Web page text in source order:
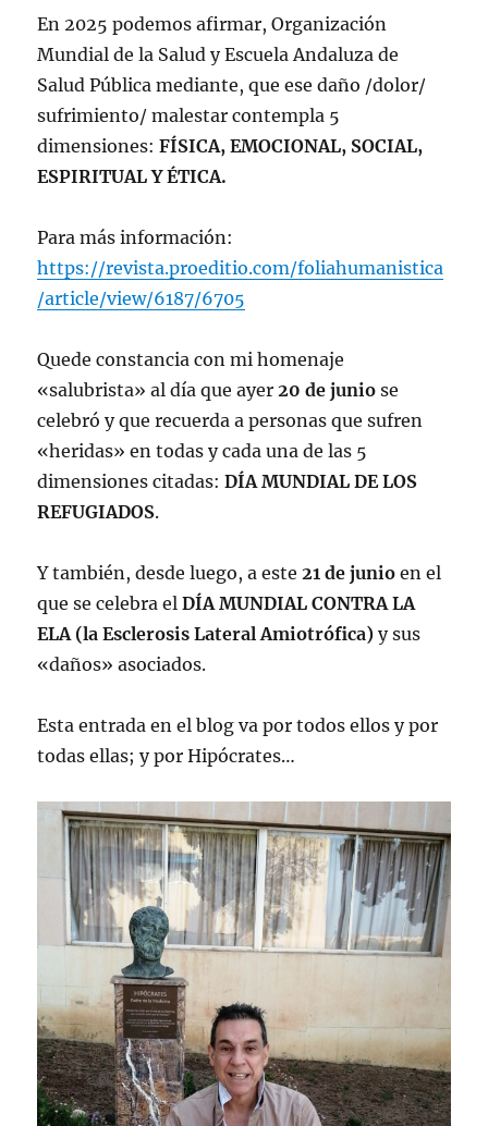
En 2025 podemos afirmar, Organización
Mundial de la Salud y Escuela Andaluza de
Salud Pública mediante, que ese daño /dolor/
sufrimiento/ malestar contempla 5
dimensiones:FÍSICA, EMOCIONAL, SOCIAL,
ESPIRITUAL Y ÉTICA.
Para más información:
https://revista.proeditio.com/foliahumanistica
/article/view/6187/6705
Quede constancia con mi homenaje
«salubrista» al día que ayer20 de juniose
celebró y que recuerda a personas que sufren
«heridas» en todas y cada una de las 5
dimensiones citadas: DÍA MUNDIAL DE LOS
REFUGIADOS.
Y también, desde luego, a este21 de junioen el
que se celebra elDÍA MUNDIAL CONTRA LA
ELA (la Esclerosis Lateral Amiotrófica)y sus
«daños» asociados.
Esta entrada en el blog va por todos ellos y por
todas ellas; y por Hipócrates…